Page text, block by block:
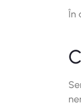
În